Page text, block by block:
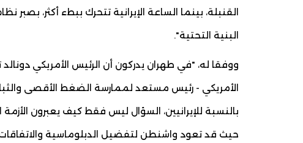
القنبلة، بينما الساعة الإيرانية تتحرك ببطء أكثر،
البنية التحتية".
ووفقا له، "في طهران يدركون أن الرئيس الأمريكي
الأمريكي - رئيس مستعد لممارسة الضغط الأقصى
بالنسبة للإيرانيين، السؤال ليس فقط كيف يعبرون
حيث قد تعود واشنطن لتفضيل الدبلوماسية